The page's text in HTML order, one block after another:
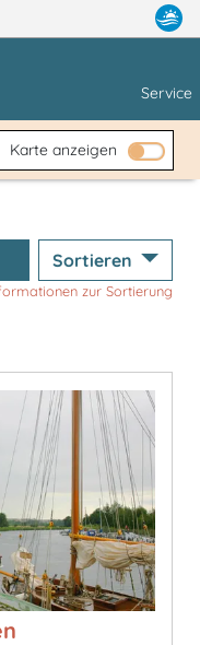
Service
Karte anzeigen
Sortieren
zur Sortierung